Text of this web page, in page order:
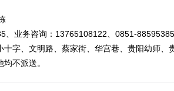
、业务咨询：13765108122、0851-
字、文明路、蔡家街、华宫巷、贵阳幼师、
不派送。